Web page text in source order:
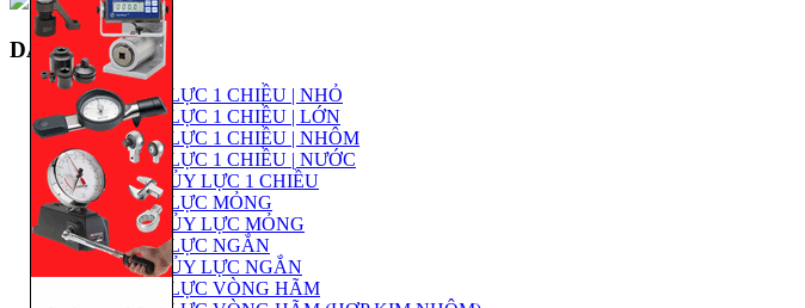
DANH MỤC
KÍCH THỦY LỰC 1 CHIỀU | NHỎ
KÍCH THỦY LỰC 1 CHIỀU | LỚN
KÍCH THỦY LỰC 1 CHIỀU | NHÔM
KÍCH THỦY LỰC 1 CHIỀU | NƯỚC
BỘ KÍCH THỦY LỰC 1 CHIỀU
KÍCH THỦY LỰC MỎNG
BỘ KÍCH THỦY LỰC MỎNG
KÍCH THỦY LỰC NGẮN
BỘ KÍCH THỦY LỰC NGẮN
KÍCH THỦY LỰC VÒNG HÃM